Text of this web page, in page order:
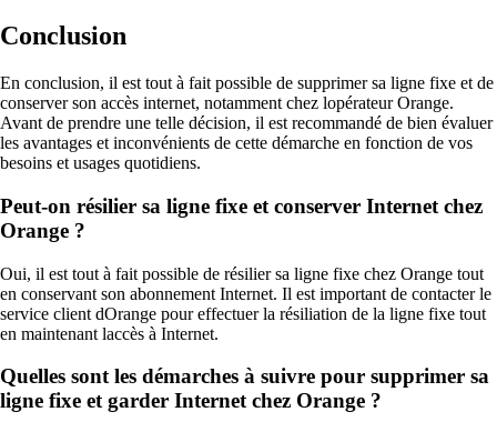
Conclusion
En conclusion, il est tout à fait possible de supprimer sa ligne fixe et de
conserver son accès internet, notamment chez lopérateur Orange.
Avant de prendre une telle décision, il est recommandé de bien évaluer
les avantages et inconvénients de cette démarche en fonction de vos
besoins et usages quotidiens.
Peut-on résilier sa ligne fixe et conserver Internet chez
Orange ?
Oui, il est tout à fait possible de résilier sa ligne fixe chez Orange tout
en conservant son abonnement Internet. Il est important de contacter le
service client dOrange pour effectuer la résiliation de la ligne fixe tout
en maintenant laccès à Internet.
Quelles sont les démarches à suivre pour supprimer sa
ligne fixe et garder Internet chez Orange ?